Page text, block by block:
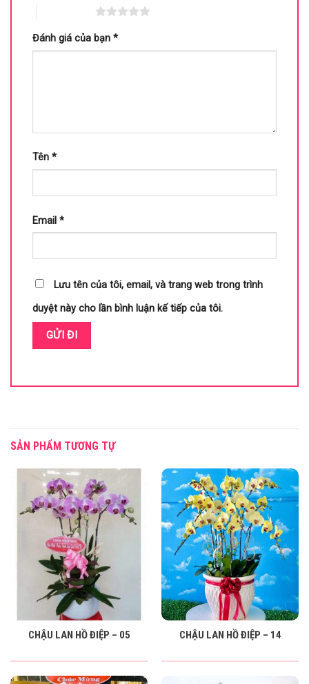
Đánh giá của bạn *
Tên *
Email *
Lưu tên của tôi, email, và trang web trong trình
duyệt này cho lần bình luận kế tiếp của tôi.
SẢN PHẨM TƯƠNG TỰ
CHẬU LAN HỒ ĐIỆP – 05 CHẬU LAN HỒ ĐIỆP – 14